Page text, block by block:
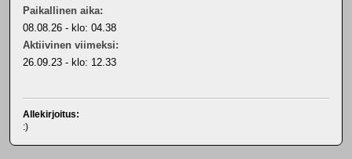
Paikallinen aika:
08.08.26 - klo: 04.38
Aktiivinen viimeksi:
26.09.23 - klo: 12.33
Allekirjoitus:
:)